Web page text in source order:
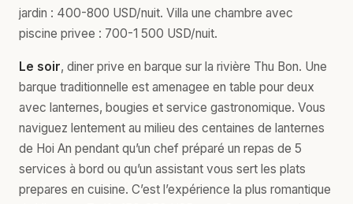
jardin : 400-800 USD/nuit. Villa une chambre avec
piscine privee : 700-1 500 USD/nuit.
Le soir, diner prive en barque sur la rivière Thu Bon. Une
barque traditionnelle est amenagee en table pour deux
avec lanternes, bougies et service gastronomique. Vous
naviguez lentement au milieu des centaines de lanternes
de Hoi An pendant qu’un chef préparé un repas de 5
services à bord ou qu’un assistant vous sert les plats
prepares en cuisine. C’est l’expérience la plus romantique